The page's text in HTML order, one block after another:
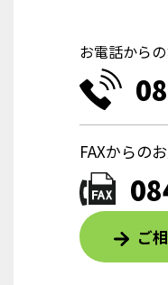
お電話から
FAXからの
ご